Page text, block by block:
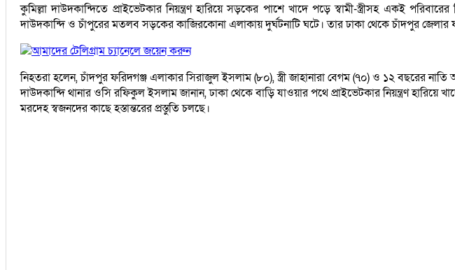
কুমিল্লা দাউদকান্দিতে প্রাইভেটকার নিয়ন্ত্রণ হারিয়ে সড়কের পাশে খাদে পড়ে স্বামী-স্ত্রীসহ একই
দাউদকান্দি ও চাঁপুরের মতলব সড়কের কাজিরকোনা এলাকায় দুর্ঘটনাটি ঘটে। তার ঢাকা থেকে চাঁদপুর জেলার
আমাদের টেলিগ্রাম চ্যানেলে জয়েন করুন
নিহতরা হলেন, চাঁদপুর ফরিদগঞ্জ এলাকার সিরাজুল ইসলাম (৮০), স্ত্রী জাহানারা বেগম (৭০) ও ১২ বছরের
দাউদকান্দি থানার ওসি রফিকুল ইসলাম জানান, ঢাকা থেকে বাড়ি যাওয়ার পথে প্রাইভেটকার নিয়ন্ত্রণ
মরদেহ স্বজনদের কাছে হস্তান্তরের প্রস্তুতি চলছে।